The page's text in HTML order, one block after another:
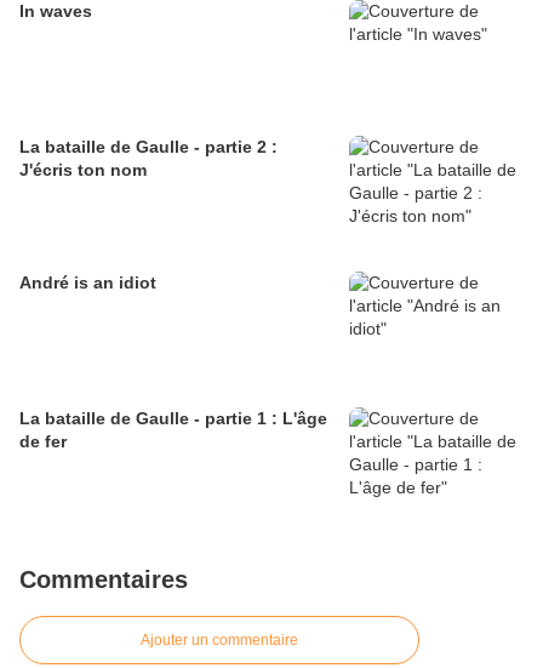
In waves
La bataille de Gaulle - partie 2 :
J'écris ton nom
André is an idiot
La bataille de Gaulle - partie 1 : L'âge
de fer
Commentaires
Ajouter un commentaire